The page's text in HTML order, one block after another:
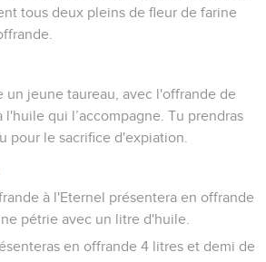
tous deux pleins de fleur de farine
un jeune taureau, avec l'offrande de
qui l’accompagne. Tu prendras
pour le sacrifice d'expiation.
à l'Eternel présentera en offrande
pétrie avec un litre d'huile.
en offrande 4 litres et demi de